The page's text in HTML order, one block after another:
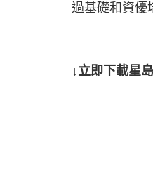
過基礎和資優
↓立即下載星